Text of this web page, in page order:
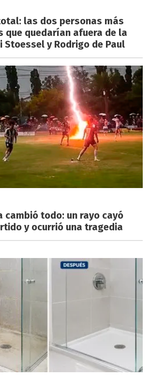
las dos personas más
que quedarían afuera de la
Stoessel y Rodrigo de Paul
cambió todo: un rayo cayó
y ocurrió una tragedia